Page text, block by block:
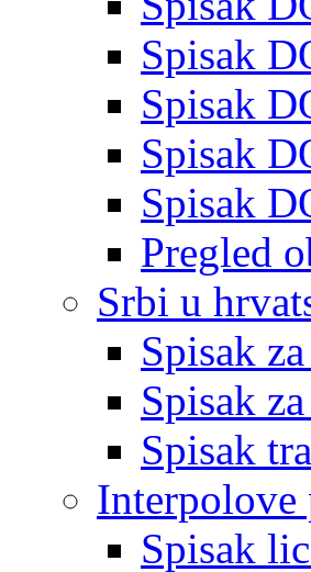
Spisak
Spisak
Spisak
Spisak
Pregled
Srbi u
Spisak
Spisak
Spisak
Interpolove
Spisak